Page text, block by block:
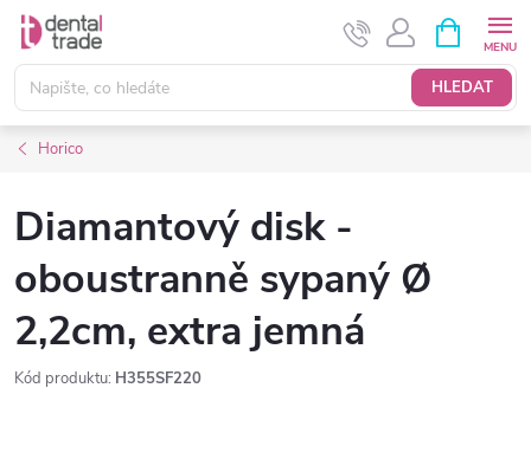
Přejít
obsah
HLEDAT
NÁKUPNÍ
KOŠÍK
Horico
Diamantový disk -
oboustranně sypaný Ø
2,2cm, extra jemná
Kód produktu: H355SF220